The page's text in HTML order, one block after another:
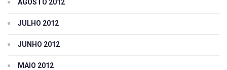
AGOSTO 2012
JULHO 2012
JUNHO 2012
MAIO 2012